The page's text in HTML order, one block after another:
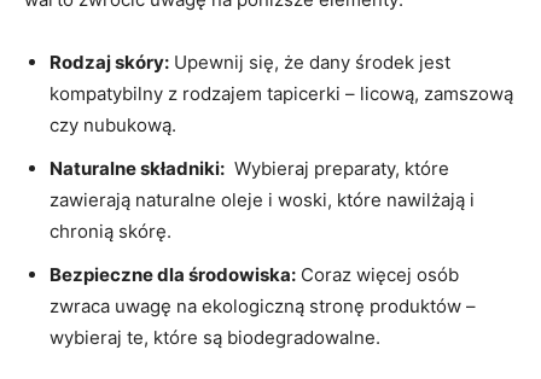
Rodzaj skóry: Upewnij się, że dany‍ środek jest
‌kompatybilny z rodzajem tapicerki – licową, zamszową
czy nubukową.
Naturalne składniki: ‍ Wybieraj ‍preparaty,⁤ które
zawierają⁣ naturalne oleje i woski, które ‌nawilżają i
chronią ⁣skórę.
Bezpieczne dla środowiska: Coraz ‌więcej osób
zwraca uwagę na ⁤ekologiczną ‌stronę produktów –‌
wybieraj te,‍ które są biodegradowalne.